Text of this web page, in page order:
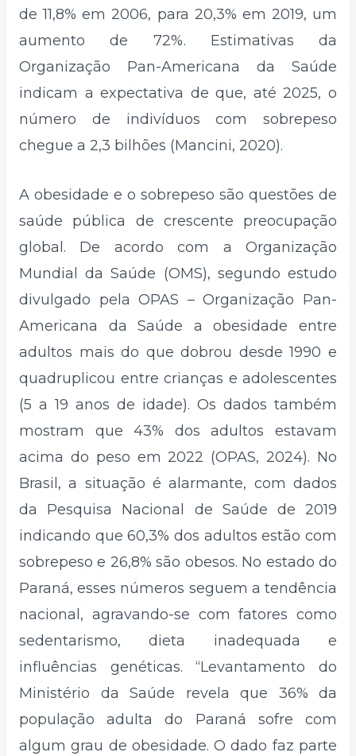
de 11,8% em 2006, para 20,3% em 2019, um
aumento de 72%. Estimativas da
Organização Pan-Americana da Saúde
indicam a expectativa de que, até 2025, o
número de indivíduos com sobrepeso
chegue a 2,3 bilhões (Mancini, 2020).
A obesidade e o sobrepeso são questões de
saúde pública de crescente preocupação
global. De acordo com a Organização
Mundial da Saúde (OMS), segundo estudo
divulgado pela OPAS – Organização Pan-
Americana da Saúde a obesidade entre
adultos mais do que dobrou desde 1990 e
quadruplicou entre crianças e adolescentes
(5 a 19 anos de idade). Os dados também
mostram que 43% dos adultos estavam
acima do peso em 2022 (OPAS, 2024). No
Brasil, a situação é alarmante, com dados
da Pesquisa Nacional de Saúde de 2019
indicando que 60,3% dos adultos estão com
sobrepeso e 26,8% são obesos. No estado do
Paraná, esses números seguem a tendência
nacional, agravando-se com fatores como
sedentarismo, dieta inadequada e
influências genéticas. “Levantamento do
Ministério da Saúde revela que 36% da
população adulta do Paraná sofre com
algum grau de obesidade. O dado faz parte